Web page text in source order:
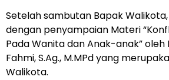
Setelah sambutan Bapak
dengan penyampaian Materi
Pada Wanita dan Anak-anak” oleh
Fahmi, S.Ag., M.MPd yang
Walikota.